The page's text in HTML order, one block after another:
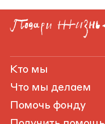
Кто мы
Что мы делаем
Помочь фонду